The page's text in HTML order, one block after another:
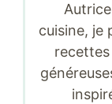
cuisine, je